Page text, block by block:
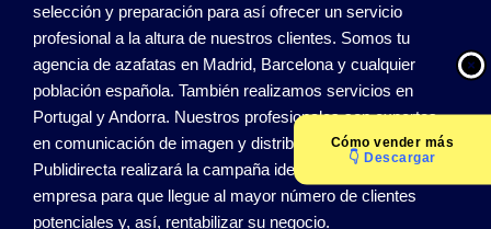
Cómovender más
👇 Descargar
selección y preparación para así ofrecer un servicio
profesional a la altura de nuestros clientes. Somos tu
agencia de azafatas en Madrid, Barcelona y cualquier
población española. También realizamos servicios en
Portugal y Andorra. Nuestros profesionales son expertos
en comunicación de imagen y distribución de publicidad.
Publidirecta realizará la campaña ideal que se ajuste a su
empresa para que llegue al mayor número de clientes
potenciales y, así, rentabilizar su negocio.